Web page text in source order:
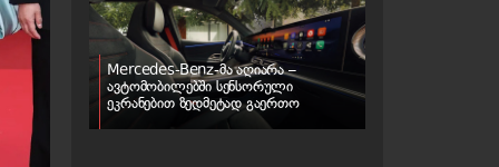
Mercedes-Benz-მა აღიარა –
ავტომობილებში სენსორული
ეკრანებით ზედმეტად გაერთო